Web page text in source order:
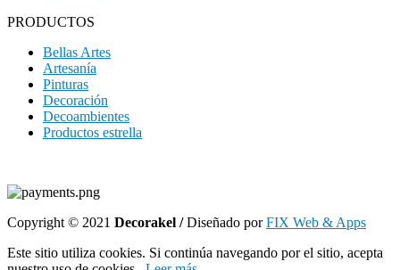
PRODUCTOS
Bellas Artes
Artesanía
Pinturas
Decoración
Decoambientes
Productos estrella
Copyright © 2021 Decorakel /Diseñado porFIX Web & Apps
Este sitio utiliza cookies. Si continúa navegando por el sitio, acepta